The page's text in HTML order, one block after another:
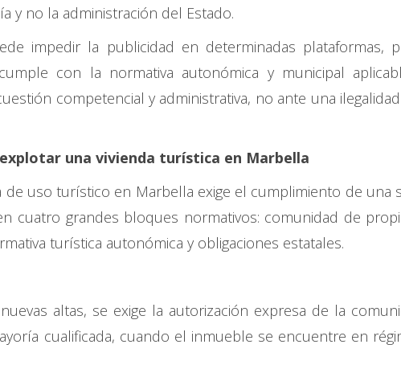
y no la administración del Estado.
impedir la publicidad en determinadas plataformas,
con la normativa autonómica y municipal
competencial y administrativa, no ante una ilegalidad
una vivienda turística en Marbella
de uso turístico en Marbella exige el cumplimiento de una
cuatro grandes bloques normativos: comunidad de
turística autonómica y obligaciones estatales.
altas, se exige la autorización expresa de la
cualificada, cuando el inmueble se encuentre en